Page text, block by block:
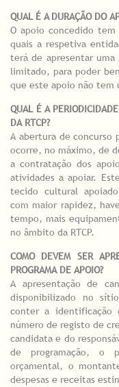
QUAL É A DURAÇÃO DO
O apoio concedido
quais a respetiva
terá de apresentar uma
limitado, para poder
que este apoio não tem
QUAL É A
DA RTCP?
A abertura de concurso
ocorre, no máximo, de
a contratação dos
atividades a apoiar.
tecido cultural
com maior rapidez,
tempo, mais
no âmbito da RTCP.
COMO DEVEM SER
PROGRAMA DE APOIO?
A apresentação de
disponibilizado no
conter a identificação
número de registo de
candidata e do
de programação, o
orçamental, o
despesas e receitas